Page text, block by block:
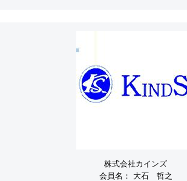
株式会社カインズ
会員名：
大石 哲之